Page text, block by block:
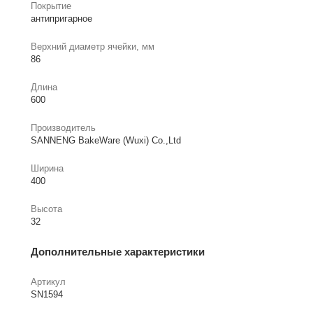
Покрытие
антипригарное
Верхний диаметр ячейки, мм
86
Длина
600
Производитель
SANNENG BakeWare (Wuxi) Co.,Ltd
Ширина
400
Высота
32
Дополнительные характеристики
Артикул
SN1594